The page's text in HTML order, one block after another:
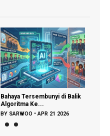
Bahaya Tersembunyi di Balik
Algoritma Ke...
BY SARWOO •APR 21 2026